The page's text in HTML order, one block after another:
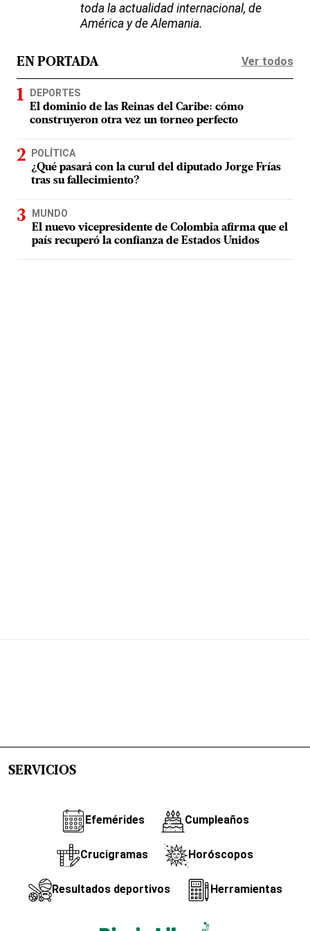
toda la actualidad internacional, de
América y de Alemania.
EN PORTADA Ver todos
DEPORTES
El dominio de las Reinas del Caribe: cómo
construyeron otra vez un torneo perfecto
POLÍTICA
¿Qué pasará con la curul del diputado Jorge Frías
tras su fallecimiento?
MUNDO
El nuevo vicepresidente de Colombia afirma que el
país recuperó la confianza de Estados Unidos
SERVICIOS
Efemérides Cumpleaños
Crucigramas Horóscopos
Resultados deportivos Herramientas